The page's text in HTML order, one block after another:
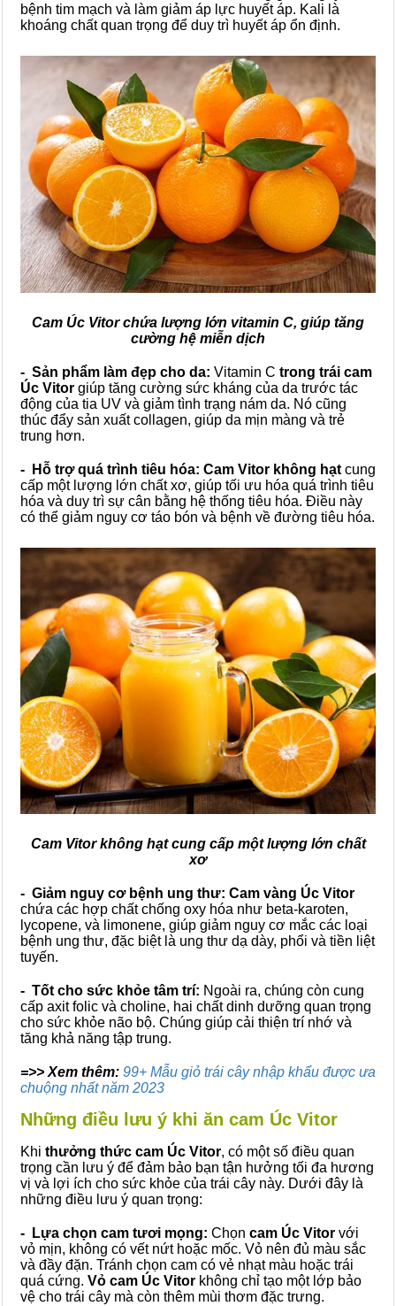
bệnh tim mạch và làm giảm áp lực huyết áp. Kali là
khoáng chất quan trọng để duy trì huyết áp ổn định.
Cam Úc Vitor chứa lượng lớn vitamin C, giúp tăng
cường hệ miễn dịch
- Sản phẩm làm đẹp cho da: Vitamin C trong trái cam
Úc Vitor giúp tăng cường sức kháng của da trước tác
động của tia UV và giảm tình trạng nám da. Nó cũng
thúc đẩy sản xuất collagen, giúp da mịn màng và trẻ
trung hơn.
- Hỗ trợ quá trình tiêu hóa: Cam Vitor không hạt cung
cấp một lượng lớn chất xơ, giúp tối ưu hóa quá trình tiêu
hóa và duy trì sự cân bằng hệ thống tiêu hóa. Điều này
có thể giảm nguy cơ táo bón và bệnh về đường tiêu hóa.
Cam Vitor không hạt cung cấp một lượng lớn chất
xơ
- Giảm nguy cơ bệnh ung thư: Cam vàng Úc Vitor
chứa các hợp chất chống oxy hóa như beta-karoten,
lycopene, và limonene, giúp giảm nguy cơ mắc các loại
bệnh ung thư, đặc biệt là ung thư dạ dày, phổi và tiền liệt
tuyến.
- Tốt cho sức khỏe tâm trí: Ngoài ra, chúng còn cung
cấp axit folic và choline, hai chất dinh dưỡng quan trọng
cho sức khỏe não bộ. Chúng giúp cải thiện trí nhớ và
tăng khả năng tập trung.
=>> Xem thêm: 99+ Mẫu giỏ trái cây nhập khẩu được ưa
chuộng nhất năm 2023
Những điều lưu ý khi ăn cam Úc Vitor
Khi thưởng thức cam Úc Vitor, có một số điều quan
trọng cần lưu ý để đảm bảo bạn tận hưởng tối đa hương
vị và lợi ích cho sức khỏe của trái cây này. Dưới đây là
những điều lưu ý quan trọng:
- Lựa chọn cam tươi mọng: Chọn cam Úc Vitor với
vỏ mịn, không có vết nứt hoặc mốc. Vỏ nên đủ màu sắc
và đầy đặn. Tránh chọn cam có vẻ nhạt màu hoặc trái
quá cứng. Vỏ cam Úc Vitor không chỉ tạo một lớp bảo
vệ cho trái cây mà còn thêm mùi thơm đặc trưng.